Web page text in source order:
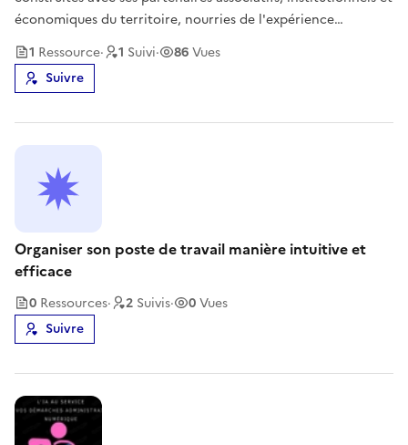
économiques du territoire, nourries de l'expérience
concrète du terrain. Convaincus que l'inclusion numérique
se construit collectivement, nous mettons ces outils en
commun pour que
1 Ressource· 1 Suivi· 86Vues
Suivre
Organiser son poste de travail manière intuitive et
efficace
0 Ressources· 2 Suivis· 0Vues
Suivre